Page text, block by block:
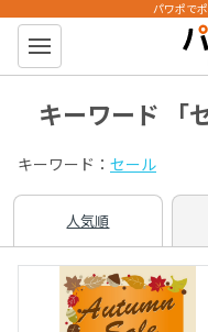
パワポン
パワポで
キーワード 「
キーワード： セール
人気順